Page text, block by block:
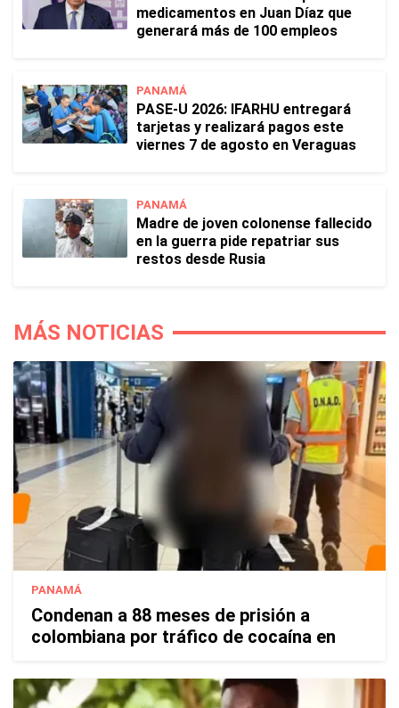
medicamentos en Juan Díaz que
generará más de 100 empleos
PANAMÁ
PASE-U 2026: IFARHU entregará
tarjetas y realizará pagos este
viernes 7 de agosto en Veraguas
PANAMÁ
Madre de joven colonense fallecido
en la guerra pide repatriar sus
restos desde Rusia
MÁS NOTICIAS
PANAMÁ
Condenan a 88 meses de prisión a
colombiana por tráfico de cocaína en